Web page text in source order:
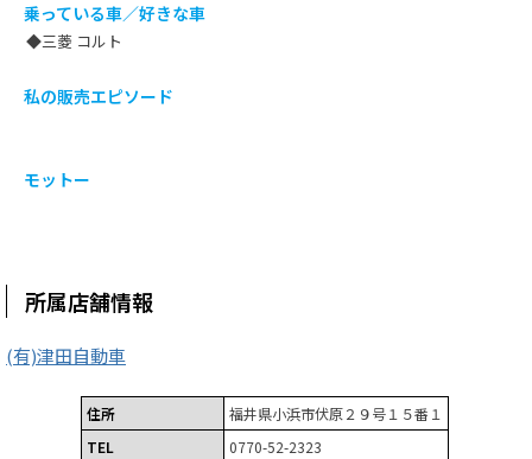
乗っている車／好きな車
◆三菱 コルト
私の販売エピソード
モットー
所属店舗情報
(有)津田自動車
住所
福井県小浜市伏原２９号１５番１
TEL
0770-52-2323